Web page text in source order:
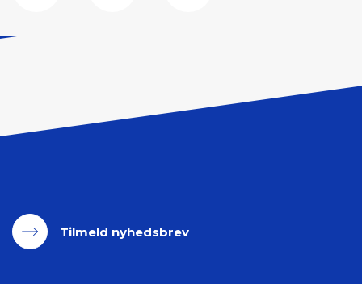
Tilmeld nyhedsbrev